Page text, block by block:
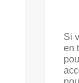
Si
en